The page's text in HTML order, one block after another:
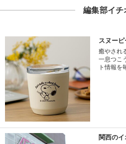
編集部イチ
スヌー
癒やされ
一息つこ
ト情報を
関西の